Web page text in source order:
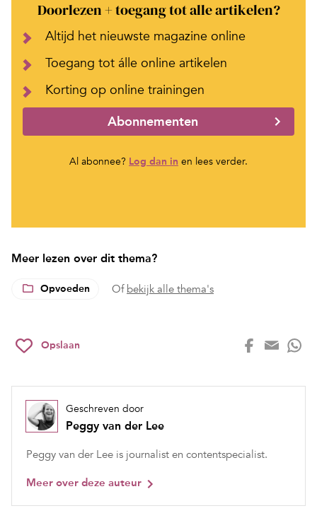
Doorlezen + toegang tot alle artikelen?
Altijd het nieuwste magazine online
Toegang tot álle online artikelen
Korting op online trainingen
Abonnementen
Al abonnee? Log dan in en lees verder.
Meer lezen over dit thema?
Opvoeden Of bekijk alle thema's
Opslaan
Geschreven door
Peggy van der Lee
Peggy van der Lee is journalist en contentspecialist.
Meer over deze auteur